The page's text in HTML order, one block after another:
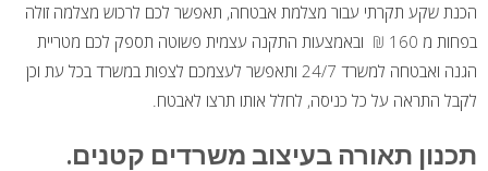
הכנת שקע תקרתי עבור מצלמת אבטחה, תאפשר לכם לרכוש מצלמה זולה
בפחות מ 160 ₪ ובאמצעות התקנה עצמית פשוטה תספק לכם מטריית
הגנה ואבטחה למשרד 24/7 ותאפשר לעצמכם לצפות במשרד בכל עת וכן
לקבל התראה על כל כניסה, לחלל אותו תרצו לאבטח.
תכנון תאורה בעיצוב משרדים קטנים.